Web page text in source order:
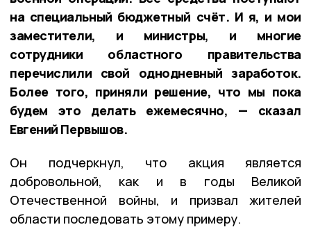
на специальный бюджетный счёт. И я, и мои
заместители, и министры, и многие
сотрудники областного правительства
перечислили свой однодневный заработок.
Более того, приняли решение, что мы пока
будем это делать ежемесячно, — сказал
Евгений Первышов.
Он подчеркнул, что акция является
добровольной, как и в годы Великой
Отечественной войны, и призвал жителей
области последовать этому примеру.